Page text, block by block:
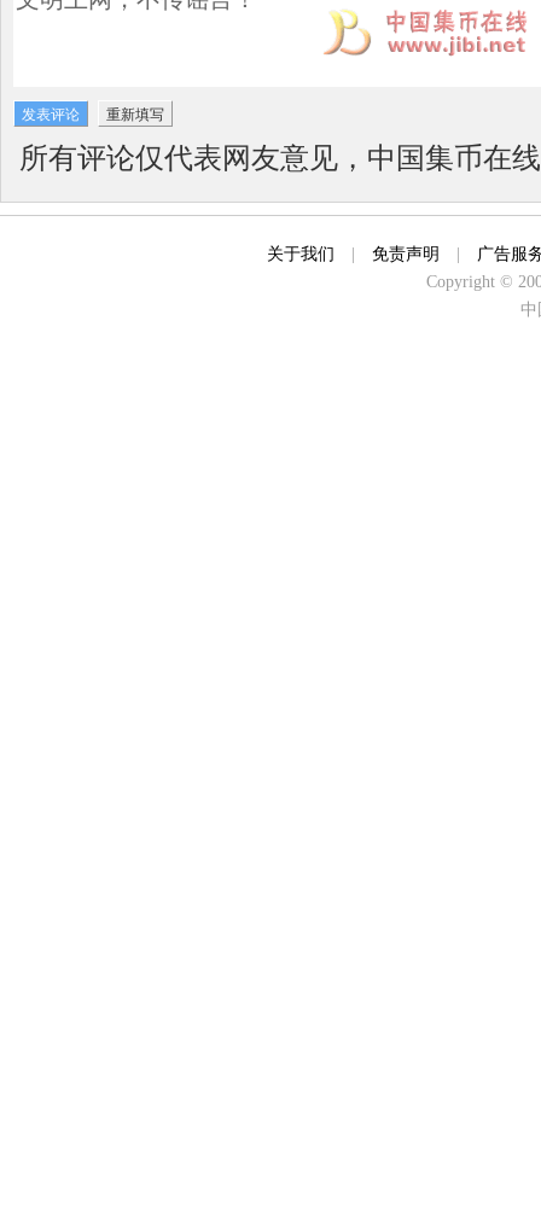
所有评论仅代表网友意见，中国集币在
关于我们 免责声明
广告服
Copyright ©